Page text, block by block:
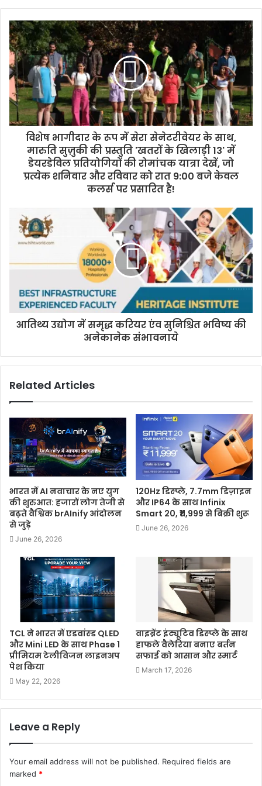
एलजी इलेक्ट्रॉनिक्स ने फिजिकल एआई के युग
के लिए अपने रोबोटिक्स विजन पर प्रकाश डाला
विशेष भागीदार के रूप में सेरा सेनेटरीवेयर के साथ,
मारुति सुज़ुकी की प्रस्तुति 'खतरों के खिलाड़ी 13' में
डेयरडेविल प्रतियोगियों की रोमांचक यात्रा देखें, जो
प्रत्येक शनिवार और रविवार को रात 9:00 बजे केवल
कलर्स पर प्रसारित है!
आतिथ्य उद्योग में समृद्ध करियर एंव सुनिश्चित भविष्य की
अनेकानेक संभावनाये
Related Articles
भारत में AI नवाचार के नए युग
की शुरुआत: हजारों लोग तेजी से
बढ़ते वैश्विक brAInify आंदोलन
से जुड़े
June 26, 2026
120Hz डिस्प्ले, 7.7mm डिज़ाइन
और IP64 के साथ Infinix
Smart 20, ₹11,999 से बिक्री शुरू
June 26, 2026
TCL ने भारत में एडवांस्ड QLED
और Mini LED के साथ Phase 1
प्रीमियम टेलीविजन लाइनअप
पेश किया
May 22, 2026
वाइब्रेंट इंट्यूटिव डिस्प्ले के साथ
हाफले वैलेरिया बनाए बर्तन
सफाई को आसान और स्मार्ट
March 17, 2026
Leave a Reply
Your email address will not be published. Required fields are
marked *